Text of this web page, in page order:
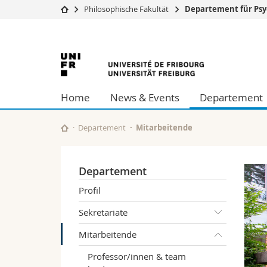
Studium
Campus
Universität
Weiterbildung
Theologische
Philosophische
Fak. für
Philosophische Fakultät Departement für
Universität
Freiburg
Home News & Events Departement
Departement Mitarbeitende
Departement
Profil
Sekretariate
Mitarbeitende
Professor/innen & team